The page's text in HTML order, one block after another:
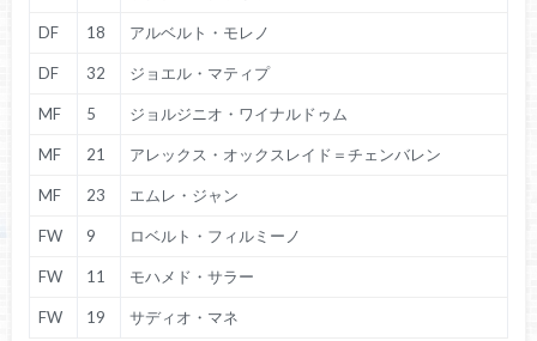
DF 18 アルベルト・モレノ
DF 32 ジョエル・マティプ
MF 5 ジョルジニオ・ワイナルドゥム
MF 21 アレックス・オックスレイド＝チェンバレン
MF 23 エムレ・ジャン
FW 9 ロベルト・フィルミーノ
FW 11 モハメド・サラー
FW 19 サディオ・マネ